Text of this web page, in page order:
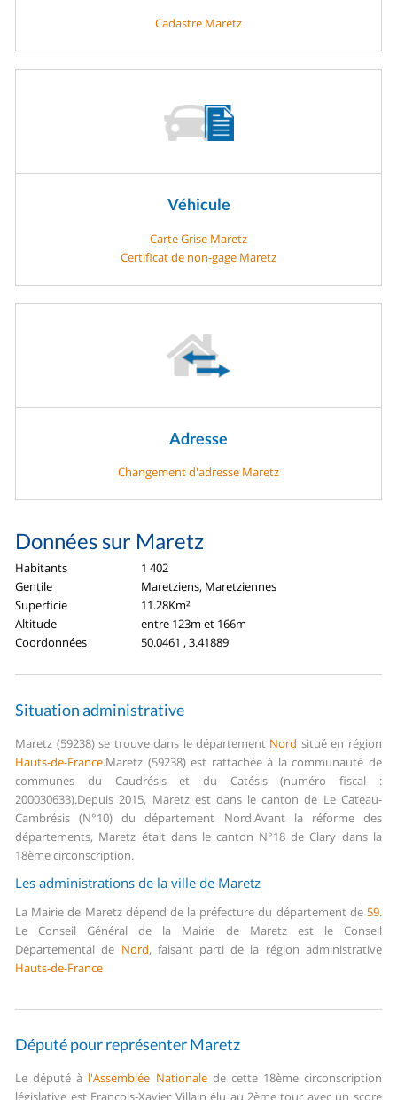
Cadastre Maretz
Véhicule
Carte Grise Maretz
Certificat de non-gage Maretz
Adresse
Changement d'adresse Maretz
Données sur Maretz
Habitants
1 402
Gentile
Maretziens, Maretziennes
Superficie
11.28Km²
Altitude
entre 123m et 166m
Coordonnées
50.0461 , 3.41889
Situation administrative
Maretz (59238) se trouve dans le département Nord situé en région
Hauts-de-France.Maretz (59238) est rattachée à la communauté de
communes du Caudrésis et du Catésis (numéro fiscal :
200030633).Depuis 2015, Maretz est dans le canton de Le Cateau-
Cambrésis (N°10) du département Nord.Avant la réforme des
départements, Maretz était dans le canton N°18 de Clary dans la
18ème circonscription.
Les administrations de la ville de Maretz
La Mairie de Maretz dépend de la préfecture du département de 59.
Le Conseil Général de la Mairie de Maretz est le Conseil
Départemental de Nord, faisant parti de la région administrative
Hauts-de-France
Député pour représenter Maretz
Le député à l'Assemblée Nationalede cette 18ème circonscription